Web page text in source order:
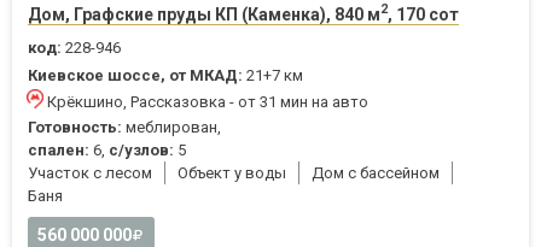
Дом, Графские пруды КП (Каменка), 840 м2, 170 сот
код: 228-946
Киевское шоссе, от МКАД: 21+7 км
Крёкшино, Рассказовка - от 31 мин на авто
Готовность: меблирован,
спален: 6, с/узлов: 5
Участок с лесом
Объект у воды
Дом с бассейном
Баня
560 000 000